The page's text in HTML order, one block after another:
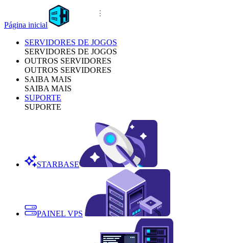
Página inicial
SERVIDORES DE JOGOS
SERVIDORES DE JOGOS
OUTROS SERVIDORES
OUTROS SERVIDORES
SAIBA MAIS
SAIBA MAIS
SUPORTE
SUPORTE
STARBASE
PAINEL VPS